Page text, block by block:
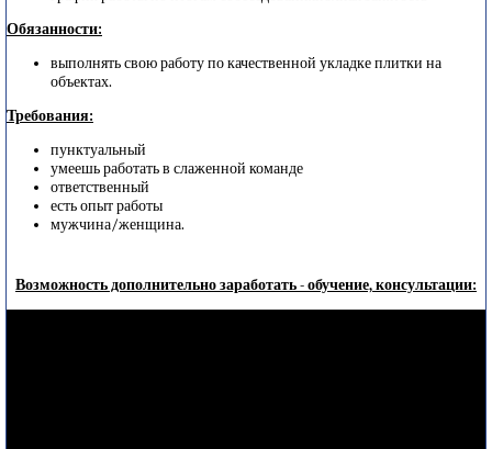
Обязанности:
выполнять свою работу по качественной укладке плитки на
объектах.
Требования:
пунктуальный
умеешь работать в слаженной команде
ответственный
есть опыт работы
мужчина/женщина.
Возможность дополнительно заработать - обучение, консультации: